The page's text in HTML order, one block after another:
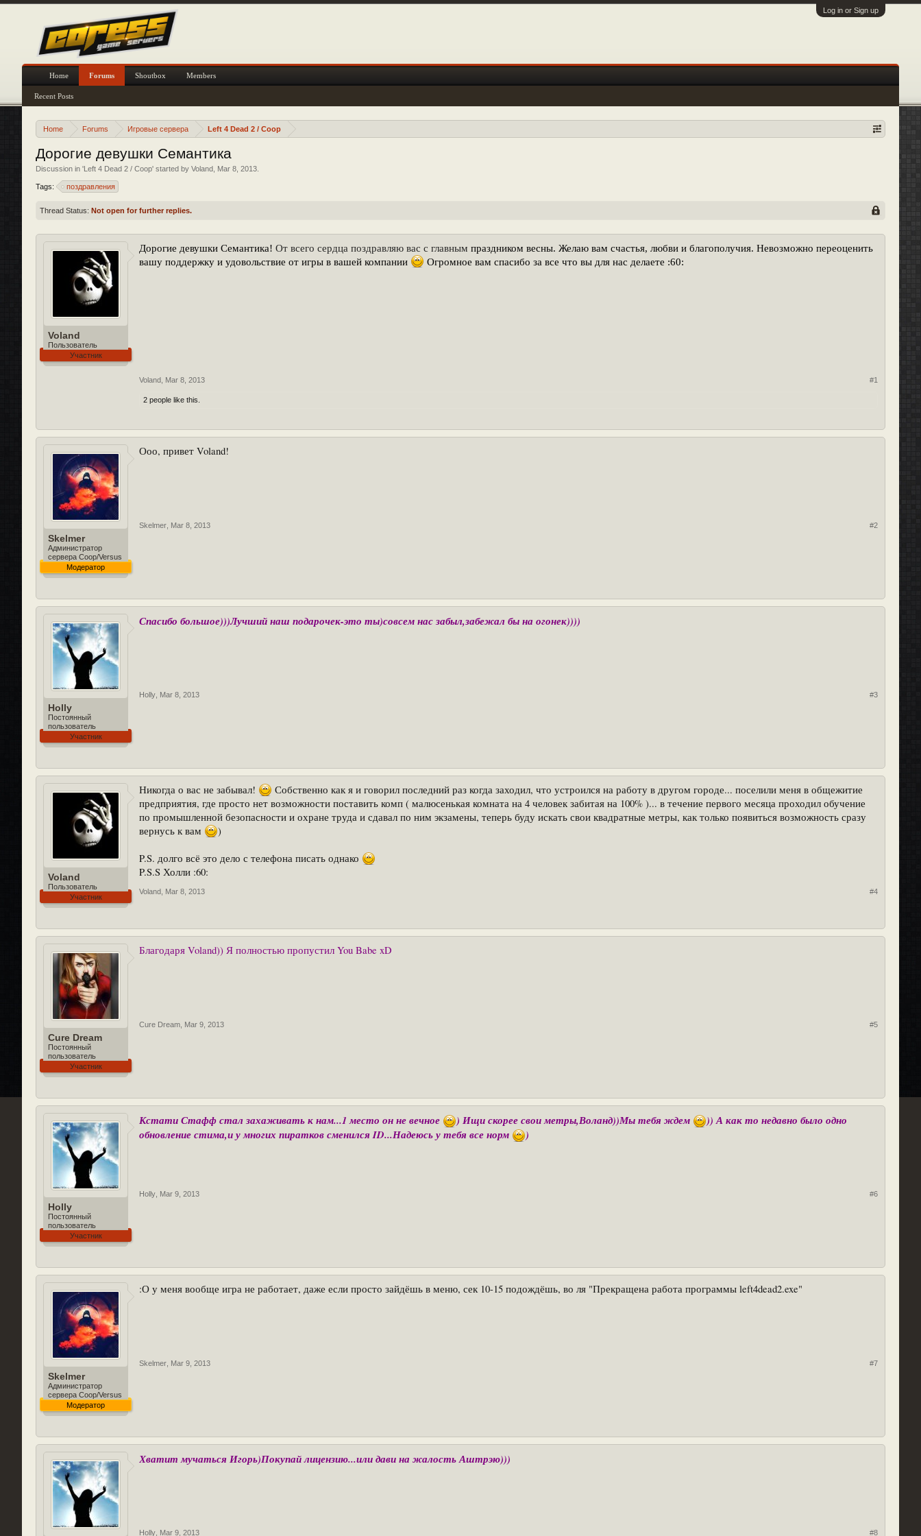
Log in or Sign up
Home Forums Игровые сервера Left 4 Dead 2 / Coop
Дорогие девушки Семантика
Discussion in 'Left 4 Dead 2 / Coop' started by Voland Mar 8, 2013
Tags: поздравления
Thread Status: Not open for further replies.
Voland
Пользователь
Участник
Дорогие девушки Семантика! От всего сердца поздравляю вас с главным праздником весны. Желаю вам счастья, любви и благополучия. Невозможно переоценить
вашу поддержку и удовольствие от игры в вашей компании
Огромное вам спасибо за все что вы для нас делаете :60:
Voland Mar 8, 2013 #1
2 people like this.
Skelmer
Администратор
сервера Coop/Versus
Модератор
Ооо, привет Voland!
Skelmer Mar 8, 2013 #2
Holly
Постоянный
пользователь
Участник
Спасибо большое)))Лучший наш подарочек-это ты)совсем нас забыл,забежал бы на огонек))))
Holly Mar 8, 2013 #3
Voland
Пользователь
Участник
Никогда о вас не забывал!
Собственно как я и говорил последний раз когда заходил, что устроился на работу в другом городе... поселили меня в общежитие
предприятия, где просто нет возможности поставить комп ( малюсенькая комната на 4 человек забитая на 100% )... в течение первого месяца проходил обучение
по промышленной безопасности и охране труда и сдавал по ним экзамены, теперь буду искать свои квадратные метры, как только появиться возможность сразу
вернусь к вам
)
P.S. долго всё это дело с телефона писать однако
P.S.S Холли :60:
Voland Mar 8, 2013 #4
Cure Dream
Постоянный
пользователь
Участник
Благодаря Voland)) Я полностью пропустил You Babe xD
Cure Dream Mar 9, 2013 #5
Holly
Постоянный
пользователь
Участник
Кстати Стафф стал захаживать к нам...1 место он не вечное ) Ищи скорее свои метры,Воланд))Мы тебя ждем
)) А как то недавно было одно
обновление стима,и у многих пиратков сменился ID...Надеюсь у тебя все норм
)
Holly Mar 9, 2013 #6
Skelmer
Администратор
сервера Coop/Versus
Модератор
:О у меня вообще игра не работает, даже если просто зайдёшь в меню, сек 10-15 подождёшь, во ля "Прекращена работа программы left4dead2.exe"
Skelmer Mar 9, 2013 #7
Хватит мучаться Игорь)Покупай лицензию...или дави на жалость Аштрэю)))
Holly Mar 9, 2013 #8
Home Forums
Recent Posts
Shoutbox Members